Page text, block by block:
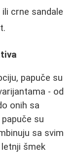
crne sandale
papuče su
- od
onih sa
su
sa svim
šmek